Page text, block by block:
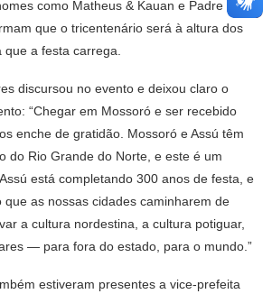
como Matheus & Kauan e Padre
que o tricentenário será à altura dos
que a festa carrega.
discursou no evento e deixou claro o
“Chegar em Mossoró e ser recebido
enche de gratidão. Mossoró e Assú têm
do Rio Grande do Norte, e este é um
está completando 300 anos de festa, e
que as nossas cidades caminharem de
a cultura nordestina, a cultura potiguar,
— para fora do estado, para o mundo.”
estiveram presentes a vice-prefeita